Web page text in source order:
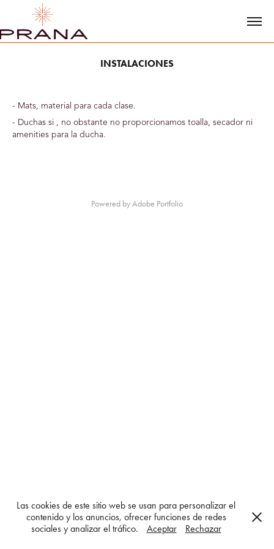
INSTALACIONES
- Mats, material para cada clase.
- Duchas si , no obstante no proporcionamos toalla, secador ni
amenities para la ducha.
Powered byAdobe Portfolio
Las cookies de este sitio web se usan para personalizar el
contenido y los anuncios, ofrecer funciones de redes
sociales y analizar el tráfico.
Aceptar Rechazar